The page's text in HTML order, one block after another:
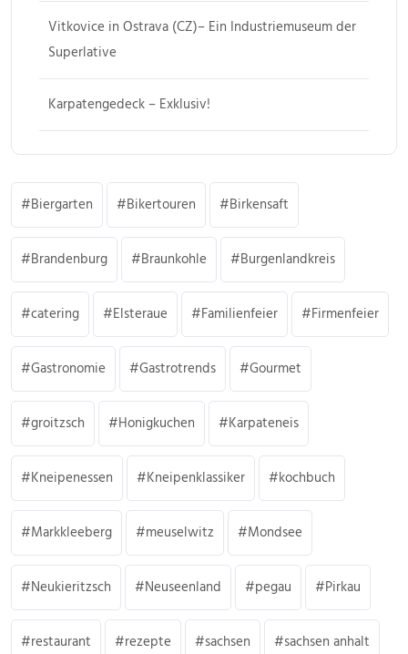
Vitkovice in Ostrava (CZ)– Ein Industriemuseum der
Superlative
Karpatengedeck – Exklusiv!
Biergarten Bikertouren Birkensaft
Brandenburg Braunkohle Burgenlandkreis
catering Elsteraue Familienfeier Firmenfeier
Gastronomie Gastrotrends Gourmet
groitzsch Honigkuchen Karpateneis
Kneipenessen Kneipenklassiker kochbuch
Markkleeberg meuselwitz Mondsee
Neukieritzsch Neuseenland pegau Pirkau
restaurant rezepte sachsen sachsen anhalt